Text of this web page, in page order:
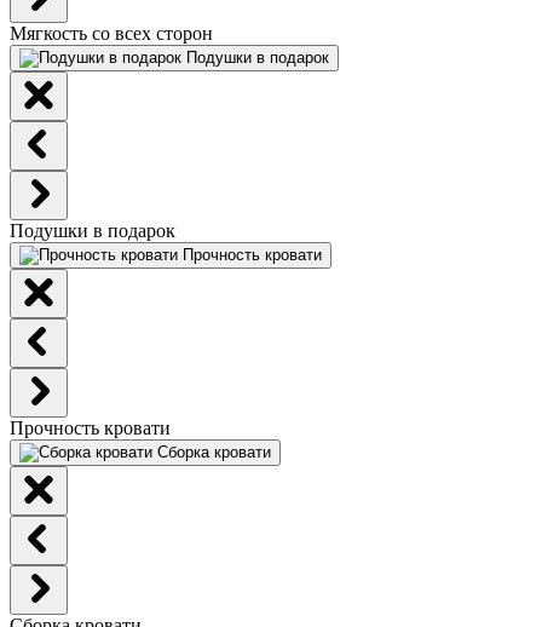
Мягкость со всех сторон
Подушки в подарок
Подушки в подарок
Прочность кровати
Прочность кровати
Сборка кровати